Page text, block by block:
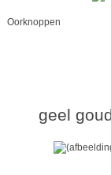
Oorknoppen